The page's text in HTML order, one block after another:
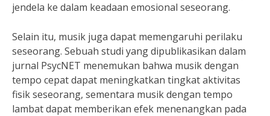
jendela ke dalam keadaan emosional seseorang.
Selain itu, musik juga dapat memengaruhi perilaku
seseorang. Sebuah studi yang dipublikasikan dalam
jurnal PsycNET menemukan bahwa musik dengan
tempo cepat dapat meningkatkan tingkat aktivitas
fisik seseorang, sementara musik dengan tempo
lambat dapat memberikan efek menenangkan pada